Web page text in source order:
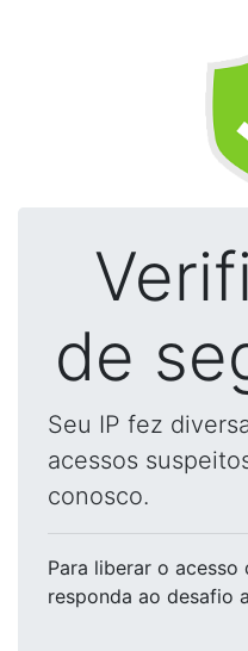
de
Seu IP fez
acessos
conosco.
Para liberar o acesso
responda ao desafio